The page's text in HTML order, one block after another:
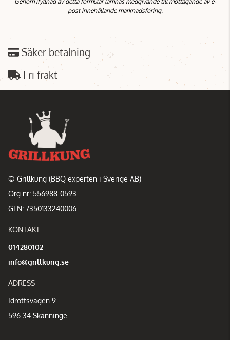
post innehållande marknadsföring.
Säker betalning
Fri frakt
© Grillkung (BBQ experten i Sverige AB)
Org nr: 556988-0593
GLN: 7350133240006
KONTAKT
014280102
info@grillkung.se
ADRESS
Idrottsvägen 9
596 34 Skänninge